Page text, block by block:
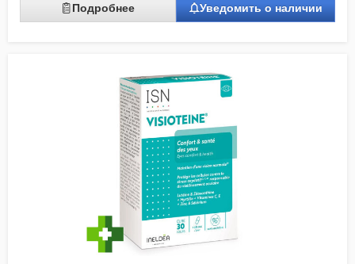
Подробнее Уведомить о наличии